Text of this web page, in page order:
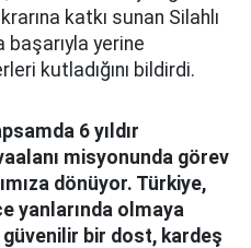
katkı sunan Silahlı
yerine
kutladığını bildirdi.
6 yıldır
misyonunda görev
dönüyor. Türkiye,
yanlarında olmaya
bir dost, kardeş